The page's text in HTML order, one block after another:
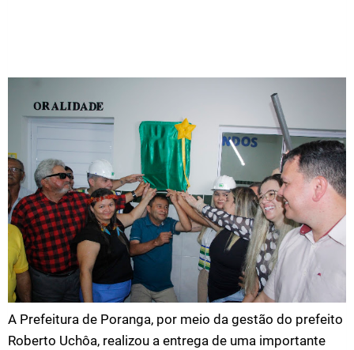
A Prefeitura de Poranga, por meio da gestão do prefeito
Roberto Uchôa, realizou a entrega de uma importante